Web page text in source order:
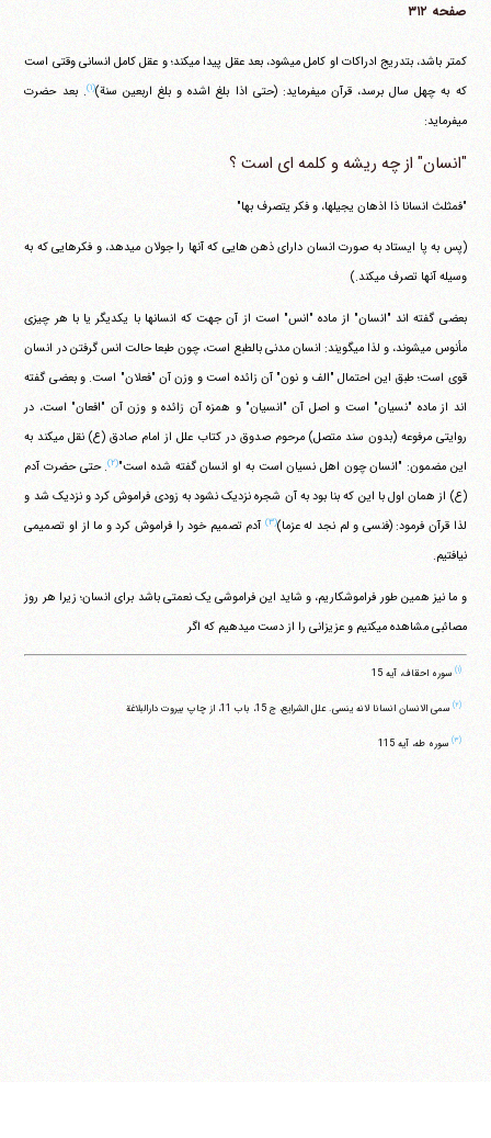
صفحه ۳۱۲
کمتر باشد، بتدریج ادراکات او کامل می‎شود، بعد عقل پیدا می‎کند؛ و عقل کامل انسانی وقتی است
که به چهل سال برسد، قرآن می‎فرماید: (حتی اذا بلغ اشده و بلغ اربعین سنة)
(۱) . بعد حضرت
می‎فرماید:
"انسان" از چه ریشه و کلمه ای است ؟
"فمثلث انسانا ذا اذهان یجیلها، و فکر یتصرف بها"
(پس به پا ایستاد به صورت انسان دارای ذهن هایی که آنها را جولان می‎دهد، و فکرهایی که به
وسیله آنها تصرف می‎کند.)
بعضی گفته اند "انسان" از ماده "انس" است از آن جهت که انسانها با یکدیگر یا با هر چیزی
مأنوس می‎شوند، و لذا می‎گویند: انسان مدنی بالطبع است، چون طبعا حالت انس گرفتن در انسان
قوی است؛ طبق این احتمال "الف و نون" آن زائده است و وزن آن "فعلان" است. و بعضی گفته
اند از ماده "نسیان" است و اصل آن "انسیان" و همزه آن زائده و وزن آن "افعان" است، در
روایتی مرفوعه (بدون سند متصل) مرحوم صدوق در کتاب علل از امام صادق (ع) نقل می‎کند به
این مضمون: "انسان چون اهل نسیان است به او انسان گفته شده است"(۲) . حتی حضرت آدم
(ع) از همان اول با این که بنا بود به آن شجره نزدیک نشود به زودی فراموش کرد و نزدیک شد و
لذا قرآن فرمود: (فنسی و لم نجد له عزما)(۳)
آدم تصمیم خود را فراموش کرد و ما از او تصمیمی
نیافتیم.
و ما نیز همین طور فراموشکاریم، و شاید این فراموشی یک نعمتی باشد برای انسان؛ زیرا هر روز
مصائبی مشاهده می‎کنیم و عزیزانی را از دست می‎دهیم که اگر
(۱) سوره احقاف، آیه 15
(۲) سمی الانسان انسانا لانه ینسی. علل الشرایع، ج 15، باب 11، از چاپ بیروت دارالبلاغة
(۳) سوره طه، آیه 115